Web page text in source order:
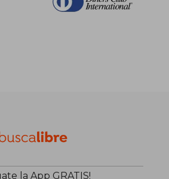
la App GRATIS!